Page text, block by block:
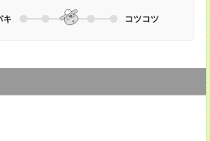
キ コツコツ